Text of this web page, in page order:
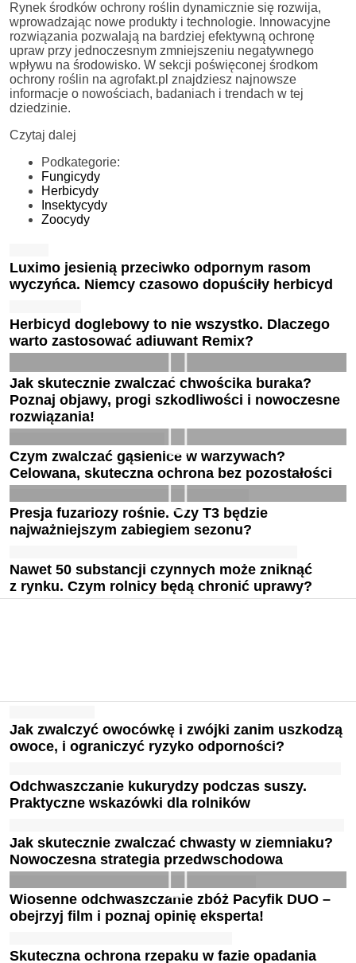
Rynek środków ochrony roślin dynamicznie się rozwija,
wprowadzając nowe produkty i technologie. Innowacyjne
rozwiązania pozwalają na bardziej efektywną ochronę
upraw przy jednoczesnym zmniejszeniu negatywnego
wpływu na środowisko. W sekcji poświęconej środkom
ochrony roślin na agrofakt.pl znajdziesz najnowsze
informacje o nowościach, badaniach i trendach w tej
dziedzinie.
Czytaj dalej
Podkategorie:
Fungicydy
Herbicydy
Insektycydy
Zoocydy
Luximo jesienią przeciwko odpornym rasom
wyczyńca. Niemcy czasowo dopuściły herbicyd
Herbicyd doglebowy to nie wszystko. Dlaczego
warto zastosować adiuwant Remix?
Jak skutecznie zwalczać chwościka buraka?
Poznaj objawy, progi szkodliwości i nowoczesne
rozwiązania!
Czym zwalczać gąsienice w warzywach?
Celowana, skuteczna ochrona bez pozostałości
Presja fuzariozy rośnie. Czy T3 będzie
najważniejszym zabiegiem sezonu?
Nawet 50 substancji czynnych może zniknąć
z rynku. Czym rolnicy będą chronić uprawy?
Jak zwalczyć owocówkę i zwójki zanim uszkodzą
owoce, i ograniczyć ryzyko odporności?
Odchwaszczanie kukurydzy podczas suszy.
Praktyczne wskazówki dla rolników
Jak skutecznie zwalczać chwasty w ziemniaku?
Nowoczesna strategia przedwschodowa
Wiosenne odchwaszczanie zbóż Pacyfik DUO –
obejrzyj film i poznaj opinię eksperta!
Skuteczna ochrona rzepaku w fazie opadania